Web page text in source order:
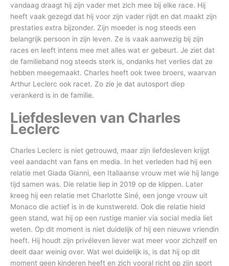
vandaag draagt hij zijn vader met zich mee bij elke race. Hij
heeft vaak gezegd dat hij voor zijn vader rijdt en dat maakt zijn
prestaties extra bijzonder. Zijn moeder is nog steeds een
belangrijk persoon in zijn leven. Ze is vaak aanwezig bij zijn
races en leeft intens mee met alles wat er gebeurt. Je ziet dat
de familieband nog steeds sterk is, ondanks het verlies dat ze
hebben meegemaakt. Charles heeft ook twee broers, waarvan
Arthur Leclerc ook racet. Zo zie je dat autosport diep
verankerd is in de familie.
Liefdesleven van Charles
Leclerc
Charles Leclerc is niet getrouwd, maar zijn liefdesleven krijgt
veel aandacht van fans en media. In het verleden had hij een
relatie met Giada Gianni, een Italiaanse vrouw met wie hij lange
tijd samen was. Die relatie liep in 2019 op de klippen. Later
kreeg hij een relatie met Charlotte Siné, een jonge vrouw uit
Monaco die actief is in de kunstwereld. Ook die relatie hield
geen stand, wat hij op een rustige manier via social media liet
weten. Op dit moment is niet duidelijk of hij een nieuwe vriendin
heeft. Hij houdt zijn privéleven liever wat meer voor zichzelf en
deelt daar weinig over. Wat wel duidelijk is, is dat hij op dit
moment geen kinderen heeft en zich vooral richt op zijn sport